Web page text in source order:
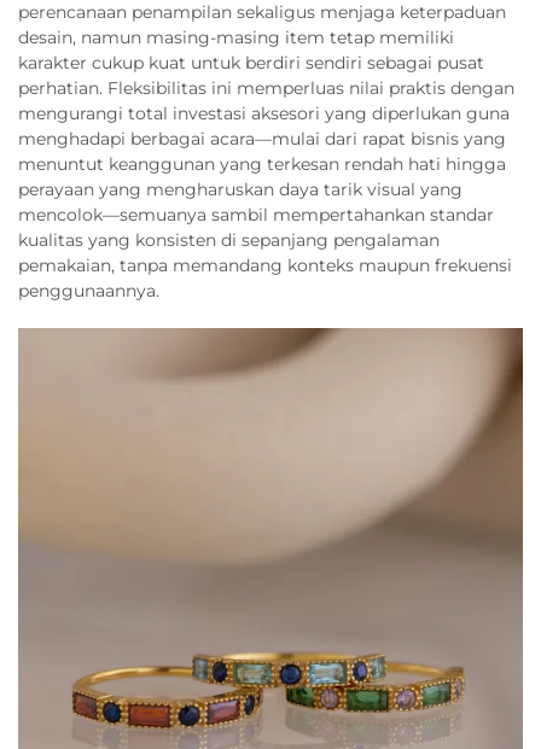
perencanaan penampilan sekaligus menjaga keterpaduan
desain, namun masing-masing item tetap memiliki
karakter cukup kuat untuk berdiri sendiri sebagai pusat
perhatian. Fleksibilitas ini memperluas nilai praktis dengan
mengurangi total investasi aksesori yang diperlukan guna
menghadapi berbagai acara—mulai dari rapat bisnis yang
menuntut keanggunan yang terkesan rendah hati hingga
perayaan yang mengharuskan daya tarik visual yang
mencolok—semuanya sambil mempertahankan standar
kualitas yang konsisten di sepanjang pengalaman
pemakaian, tanpa memandang konteks maupun frekuensi
penggunaannya.